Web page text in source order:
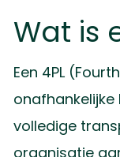
Wat is
Een 4PL
volledige
organisatie